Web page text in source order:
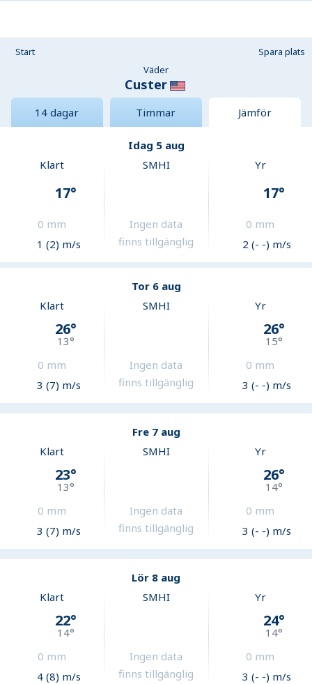
Start
Spara plats
Väder
Custer
14 dagar Timmar Jämför
Idag 5 aug
Klart
17°
0 mm
1 (2) m/s
SMHI
Ingen data
finns tillgänglig
Yr
17°
0 mm
2 (- -) m/s
Tor 6 aug
Klart
26°
13°
0 mm
3 (7) m/s
SMHI
Ingen data
finns tillgänglig
Yr
26°
15°
0 mm
3 (- -) m/s
Fre 7 aug
Klart
23°
13°
0 mm
3 (7) m/s
SMHI
Ingen data
finns tillgänglig
Yr
26°
14°
0 mm
3 (- -) m/s
Lör 8 aug
Klart
22°
14°
0 mm
4 (8) m/s
SMHI
Ingen data
finns tillgänglig
Yr
24°
14°
0 mm
3 (- -) m/s